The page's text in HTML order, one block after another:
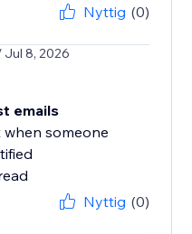
Nyttig (0)
Jul 8, 2026
emails
someone
Nyttig (0)